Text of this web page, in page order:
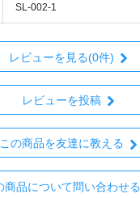
SL-002-1
レビューを見る(0件)
レビューを投稿
この商品を友達に教える
商品について問い合わせる